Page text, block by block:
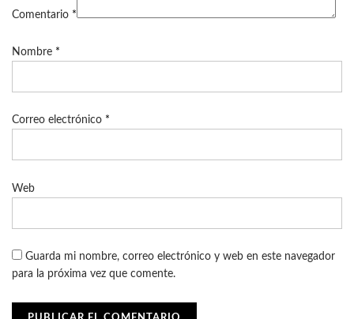
Comentario *
Nombre *
Correo electrónico *
Web
Guarda mi nombre, correo electrónico y web en este navegador
para la próxima vez que comente.